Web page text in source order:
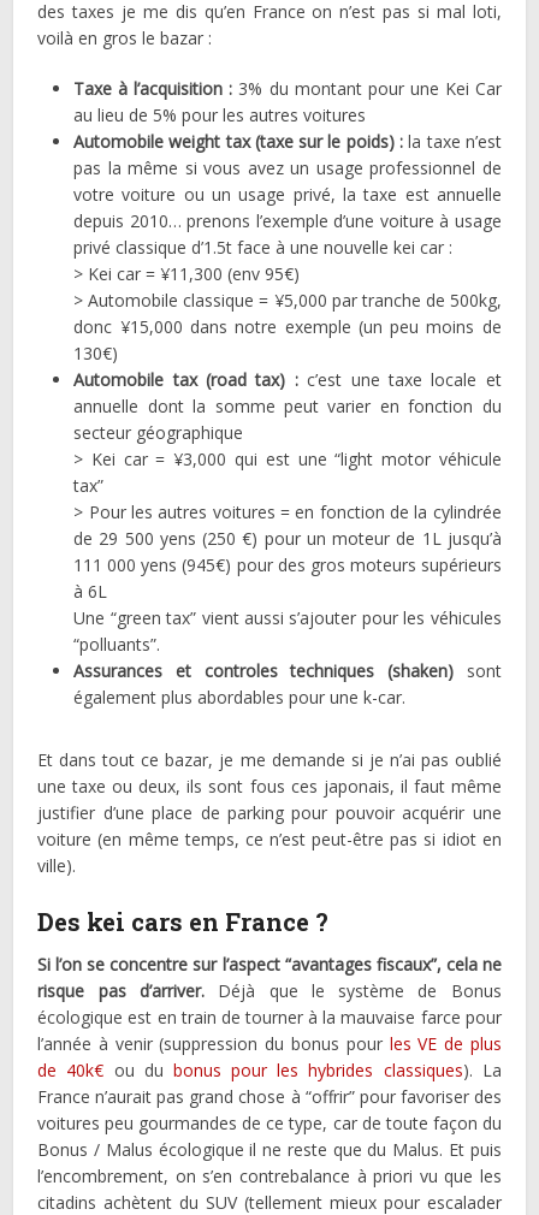
des taxes je me dis qu’en France on n’est pas si mal loti,
voilà en gros le bazar :
Taxe à l’acquisition : 3% du montant pour une Kei Car
au lieu de 5% pour les autres voitures
Automobile weight tax (taxe sur le poids) : la taxe n’est
pas la même si vous avez un usage professionnel de
votre voiture ou un usage privé, la taxe est annuelle
depuis 2010… prenons l’exemple d’une voiture à usage
privé classique d’1.5t face à une nouvelle kei car :
> Kei car = ¥11,300 (env 95€)
> Automobile classique = ¥5,000 par tranche de 500kg,
donc ¥15,000 dans notre exemple (un peu moins de
130€)
Automobile tax (road tax) :c’est une taxe locale et
annuelle dont la somme peut varier en fonction du
secteur géographique
> Kei car = ¥3,000 qui est une “light motor véhicule
tax”
> Pour les autres voitures = en fonction de la cylindrée
de 29 500 yens (250 €) pour un moteur de 1L jusqu’à
111 000 yens (945€) pour des gros moteurs supérieurs
à 6L
Une “green tax” vient aussi s’ajouter pour les véhicules
“polluants”.
Assurances et controles techniques (shaken) sont
également plus abordables pour une k-car.
Et dans tout ce bazar, je me demande si je n’ai pas oublié
une taxe ou deux, ils sont fous ces japonais, il faut même
justifier d’une place de parking pour pouvoir acquérir une
voiture (en même temps, ce n’est peut-être pas si idiot en
ville).
Des kei cars en France ?
Si l’on se concentre sur l’aspect “avantages fiscaux”, cela ne
risque pas d’arriver.Déjà que le système de Bonus
écologique est en train de tourner à la mauvaise farce pour
l’année à venir (suppression du bonus pour les VE de plus
de 40k€ ou du bonus pour les hybrides classiques). La
France n’aurait pas grand chose à “offrir” pour favoriser des
voitures peu gourmandes de ce type, car de toute façon du
Bonus / Malus écologique il ne reste que du Malus. Et puis
l’encombrement, on s’en contrebalance à priori vu que les
citadins achètent du SUV (tellement mieux pour escalader